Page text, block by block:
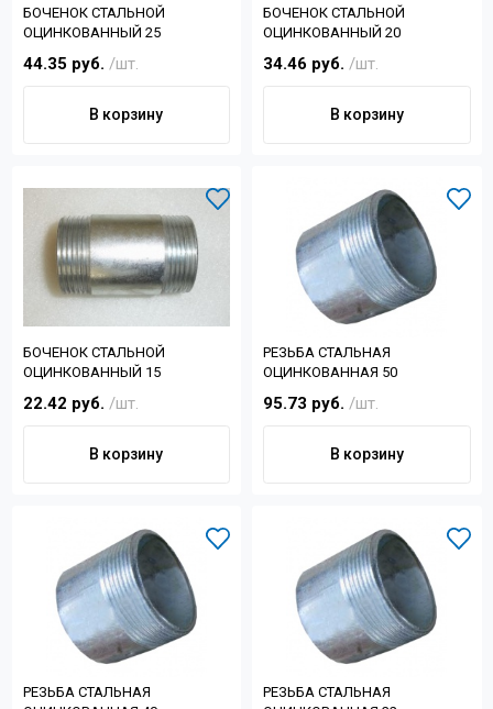
БОЧЕНОК СТАЛЬНОЙ
ОЦИНКОВАННЫЙ 25
44.35 руб. /шт.
В корзину
БОЧЕНОК СТАЛЬНОЙ
ОЦИНКОВАННЫЙ 20
34.46 руб. /шт.
В корзину
БОЧЕНОК СТАЛЬНОЙ
ОЦИНКОВАННЫЙ 15
22.42 руб. /шт.
В корзину
РЕЗЬБА СТАЛЬНАЯ
ОЦИНКОВАННАЯ 50
95.73 руб. /шт.
В корзину
РЕЗЬБА СТАЛЬНАЯ
РЕЗЬБА СТАЛЬНАЯ